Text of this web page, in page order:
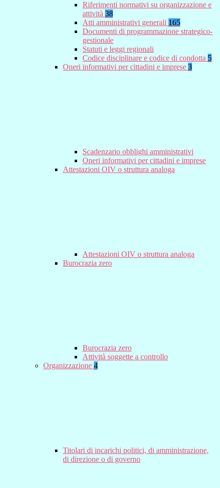
Riferimenti normativi su organizzazione e
attività 38
Atti amministrativi generali 165
Documenti di programmazione strategico-
gestionale
Statuti e leggi regionali
Codice disciplinare e codice di condotta 5
Oneri informativi per cittadini e imprese 3
Scadenzario obblighi amministrativi
Oneri informativi per cittadini e imprese
Attestazioni OIV o struttura analoga
Attestazioni OIV o struttura analoga
Burocrazia zero
Burocrazia zero
Attività soggette a controllo
Organizzazione 4
Titolari di incarichi politici, di amministrazione,
di direzione o di governo